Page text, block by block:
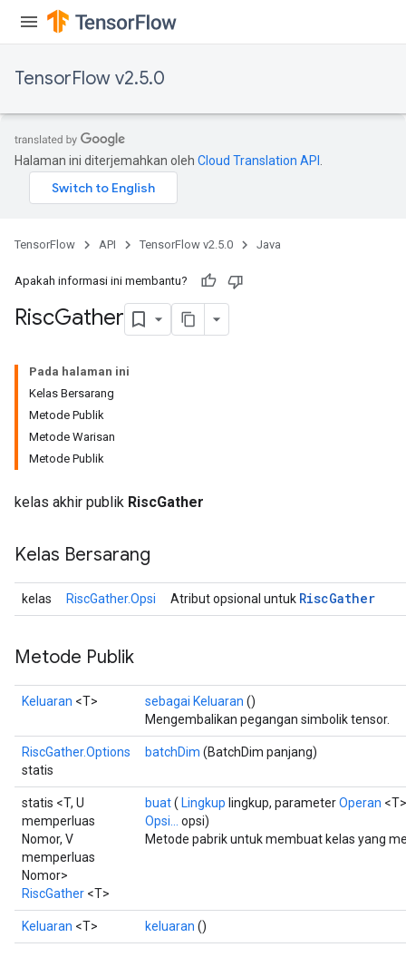
TensorFlow v2.5.0
Halaman ini diterjemahkan oleh Cloud Translation API
TensorFlow API TensorFlow v2.5.0 Java
Apakah informasi ini membantu?
RiscGather
Pada halaman ini
Kelas Bersarang
Metode Publik
Metode Warisan
Metode Publik
kelas akhir publik RiscGather
Kelas Bersarang
kelas RiscGather.Opsi Atribut opsional untuk RiscGather
Metode Publik
Keluaran <T> sebagai Keluaran ()
Mengembalikan pegangan simbolik tensor.
RiscGather.Options
statis
batchDim (BatchDim panjang)
statis <T, U
memperluas
Nomor, V
memperluas
Nomor>
RiscGather <T>
buat( Lingkup lingkup, parameterOperan
Opsi...
opsi)
Metode pabrik untuk membuat kelas yang
Keluaran <T> keluaran ()